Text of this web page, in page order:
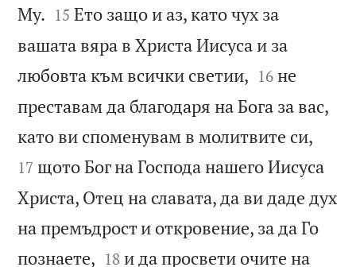
Му. 

15 Ето защо и аз, като чух за
вашата вяра в Христа Иисуса и за
любовта към всички светии, 

16 не
преставам да благодаря на Бога за вас,
като ви споменувам в молитвите си,
17 щото Бог на Господа нашего Иисуса
Христа, Отец на славата, да ви даде дух
на премъдрост и откровение, за да Го
познаете, 

18 и да просвети очите на